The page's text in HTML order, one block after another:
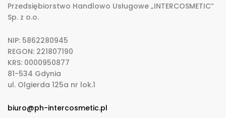
Przedsiębiorstwo Handlowo Usługowe „INTERCOSMETIC”
Sp. z o.o.
NIP: 5862280945
REGON: 221807190
KRS: 0000950877
81-534 Gdynia
ul. Olgierda 125a nr lok.1
biuro@ph-intercosmetic.pl